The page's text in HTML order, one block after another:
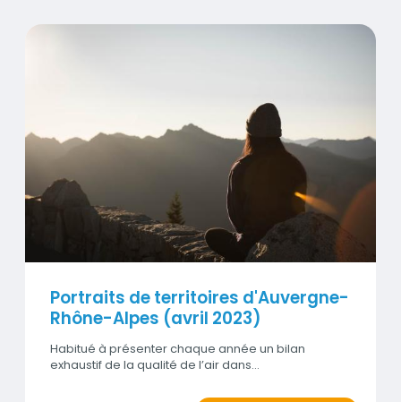
Visuel
Portraits de territoires d'Auvergne-
Rhône-Alpes (avril 2023)
Habitué à présenter chaque année un bilan
exhaustif de la qualité de l’air dans…